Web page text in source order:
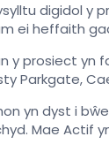
digidol y
ei heffaith
prosiect yn
Parkgate,
yn dyst i
Mae Actif